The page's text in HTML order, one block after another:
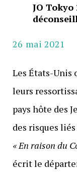
JO Tokyo
26 mai 2021
Les États-Unis
leurs
pays hôte des
des risques
« En raison du
écrit le